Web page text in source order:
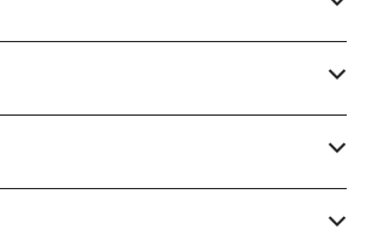
Kit
TA08R
B360mm）
マスク＞
/その他製品＞
ステンシル＞
アー＆オプションパーツ＞
アー＆オプションパーツ＞
ペアー＆オプションパーツ＞